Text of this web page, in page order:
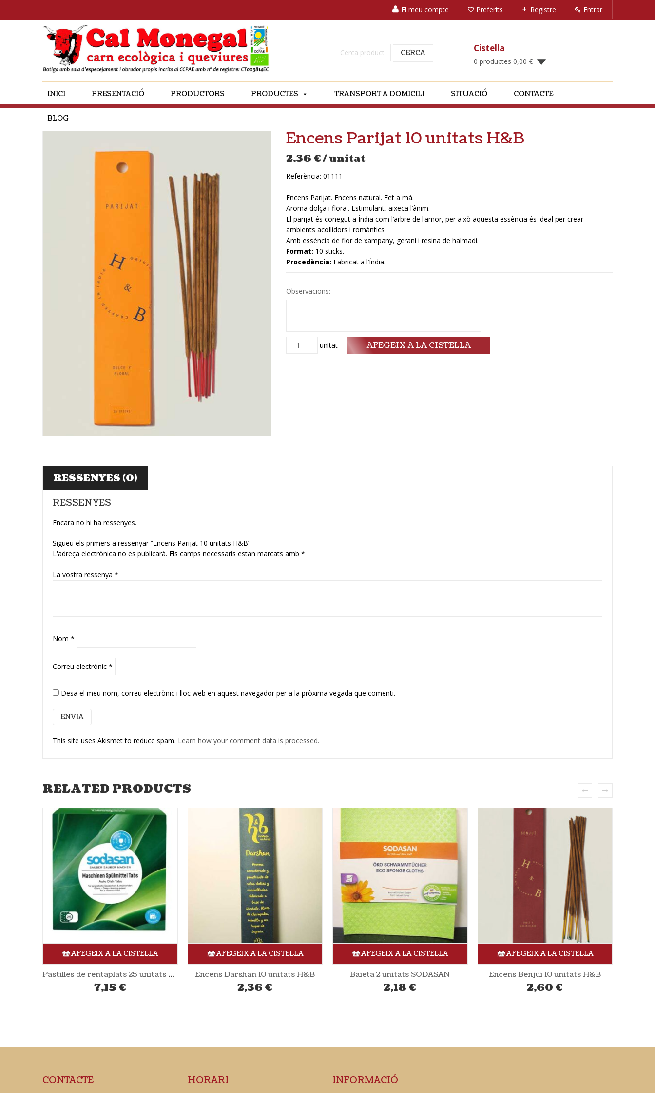
El meu compte Preferits Registre Entrar
Cerca: CERCA Cistella
0 productes 0,00 €
INICI PRESENTACIÓ PRODUCTORS PRODUCTES TRANSPORT A DOMICILI SITUACIÓ CONTACTE
BLOG
Encens Parijat 10 unitats H&B
2,36 €/ unitat
Referència: 01111
Encens Parijat. Encens natural. Fet a mà.
Aroma dolça i floral. Estimulant, aixeca l’ànim.
El parijat és conegut a Índia com l’arbre de l’amor, per això aquesta essència és ideal per crear
ambients acollidors i romàntics.
Amb essència de flor de xampany, gerani i resina de halmadi.
Format: 10 sticks.
Procedència: Fabricat a l’Índia.
Observacions:
Quantitat unitat AFEGEIX A LA CISTELLA
RESSENYES (0)
RESSENYES
Encara no hi ha ressenyes.
Sigueu els primers a ressenyar “Encens Parijat 10 unitats H&B”
L'adreça electrònica no es publicarà. Els camps necessaris estan marcats amb *
La vostra ressenya *
Nom *
Correu electrònic *
Desa el meu nom, correu electrònic i lloc web en aquest navegador per a la pròxima vegada que comenti.
This site uses Akismet to reduce spam. Learn how your comment data is processed.
RELATED PRODUCTS
AFEGEIX A LA CISTELLA
Encens Darshan 10 unitats H&B
2,36€
AFEGEIX A LA CISTELLA
Baieta 2 unitats SODASAN
2,18 €
AFEGEIX A LA CISTELLA
Encens Benjui 10 unitats H&B
2,60€
AFEGEIX A LA CISTELLA
10,73€
CONTACTE HORARI INFORMACIÓ